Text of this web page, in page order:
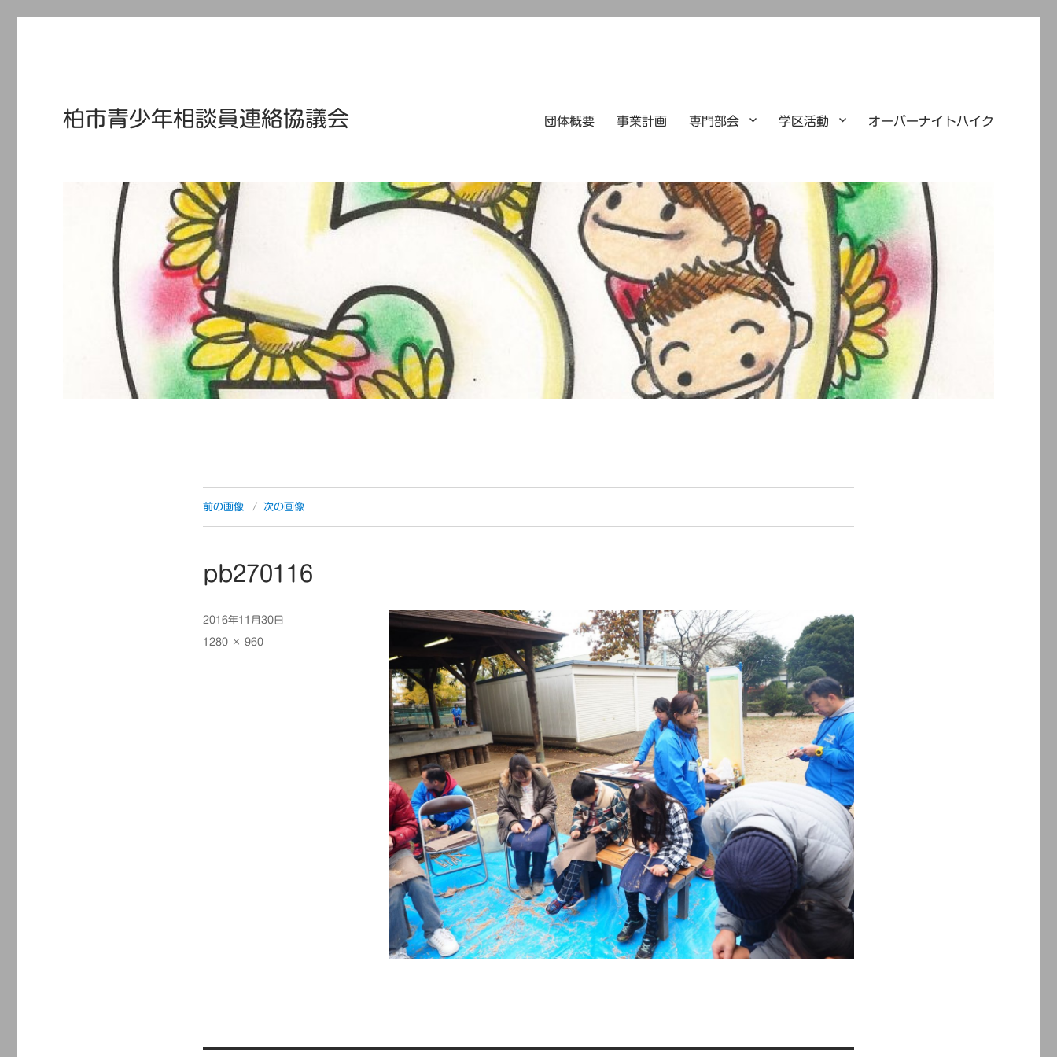
柏市青少年相談員連絡協議会 団体概要 事業計画 専門部会 学区活動 オーバーナイトハイク
前の画像 次の画像
pb270116
投
稿
2016年11月30日
フ
1280 × 960